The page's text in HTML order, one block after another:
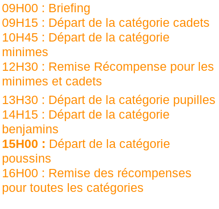
09H00 : Briefing
09H15 : Départ de la catégorie cadets
10H45 : Départ de la catégorie
minimes
12H30 : Remise Récompense pour les
minimes et cadets
13H30 : Départ de la catégorie pupilles
14H15 : Départ de la catégorie
benjamins
15H00 : Départ de la catégorie
poussins
16H00 : Remise des récompenses
pour toutes les catégories